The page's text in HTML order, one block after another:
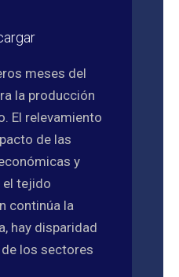
meses del
la producción
El relevamiento
de las
y
el tejido
continúa la
hay disparidad
los sectores